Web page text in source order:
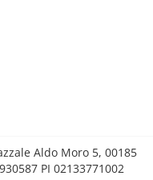
Aldo Moro 5, 00185
PI 02133771002